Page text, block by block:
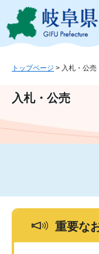
ジ
ュ
文
トップページ > 入札・公売
入札・公売
重要な